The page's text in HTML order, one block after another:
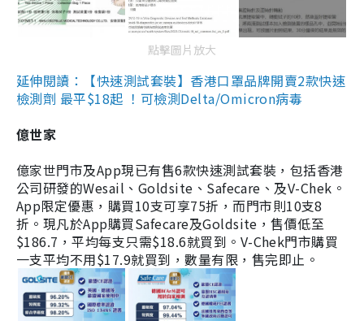
點擊圖片放大
延伸閱讀：【快速測試套裝】香港口罩品牌開賣2款快速
檢測劑 最平$18起 ！可檢測Delta/Omicron病毒
億世家
億家世門市及App現已有售6款快速測試套裝，包括香港
公司研發的Wesail、Goldsite、Safecare、及V-Chek。
App限定優惠，購買10支可享75折，而門市則10支8
折。現凡於App購買Safecare及Goldsite，售價低至
$186.7，平均每支只需$18.6就買到。V-Chek門市購買
一支平均不用$17.9就買到，數量有限，售完即止。